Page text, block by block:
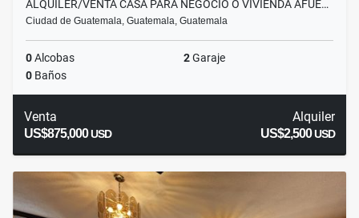
ALQUILER/VENTA CASA PARA NEGOCIO O VIVIENDA AFUE…
Ciudad de Guatemala, Guatemala, Guatemala
0Alcobas 2Garaje
0 Baños
Venta
US$875,000USD
Alquiler
US$2,500USD